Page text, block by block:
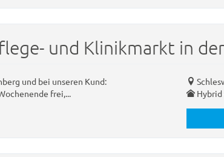
und Klinikmarkt in
und bei unseren Kund:
frei,...